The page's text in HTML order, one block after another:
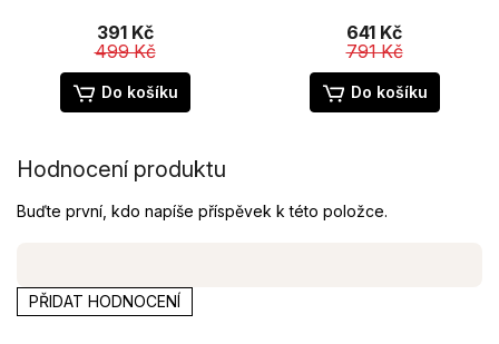
391 Kč
499 Kč
Do košíku
hodnocení
produktu
je
4,3
z
641 Kč
791 Kč
Do košíku
Hodnocení produktu
Buďte první, kdo napíše příspěvek k této položce.
PŘIDAT HODNOCENÍ